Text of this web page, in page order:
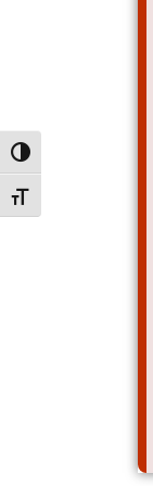
Alternar alto
Alternar tamanho